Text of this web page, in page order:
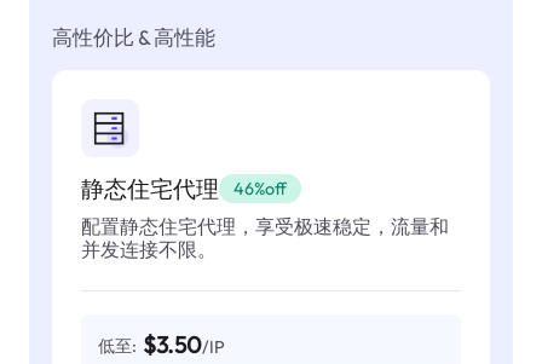
高性价比 & 高性能
静态住宅代理 46%off
配置静态住宅代理，享受极速稳定，流量和
并发连接不限。
低至: $3.50/IP